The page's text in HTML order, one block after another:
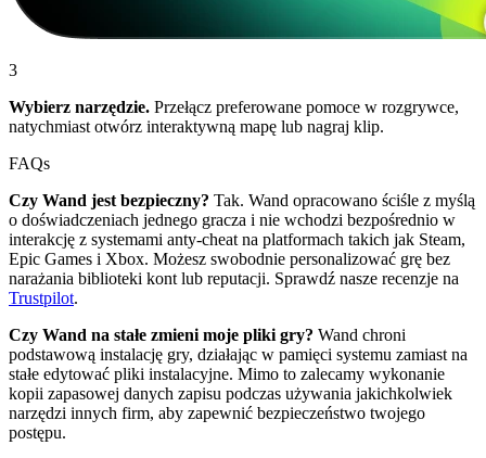
3
Wybierz narzędzie. Przełącz preferowane pomoce w rozgrywce,
natychmiast otwórz interaktywną mapę lub nagraj klip.
FAQs
Czy Wand jest bezpieczny? Tak. Wand opracowano ściśle z myślą
o doświadczeniach jednego gracza i nie wchodzi bezpośrednio w
interakcję z systemami anty-cheat na platformach takich jak Steam,
Epic Games i Xbox. Możesz swobodnie personalizować grę bez
narażania biblioteki kont lub reputacji. Sprawdź nasze recenzje na
Trustpilot.
Czy Wand na stałe zmieni moje pliki gry? Wand chroni
podstawową instalację gry, działając w pamięci systemu zamiast na
stałe edytować pliki instalacyjne. Mimo to zalecamy wykonanie
kopii zapasowej danych zapisu podczas używania jakichkolwiek
narzędzi innych firm, aby zapewnić bezpieczeństwo twojego
postępu.